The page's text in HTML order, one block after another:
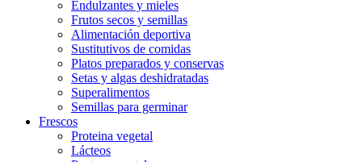
Endulzantes y mieles
Frutos secos y semillas
Alimentación deportiva
Sustitutivos de comidas
Platos preparados y conservas
Setas y algas deshidratadas
Superalimentos
Semillas para germinar
Frescos
Proteina vegetal
Lácteos